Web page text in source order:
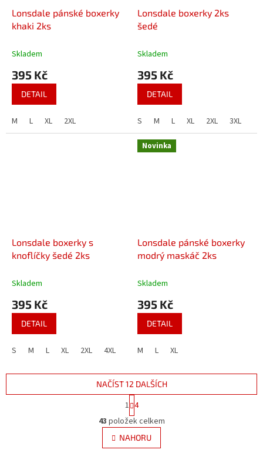
Lonsdale pánské boxerky
khaki 2ks
Skladem
395 Kč
DETAIL
M L XL 2XL
Lonsdale boxerky 2ks
šedé
Skladem
395 Kč
DETAIL
S M L XL 2XL 3XL
Lonsdale boxerky s
knoflíčky šedé 2ks
Skladem
395 Kč
DETAIL
S M L XL 2XL 4XL
Novinka
Lonsdale pánské boxerky
modrý maskáč 2ks
Skladem
395 Kč
DETAIL
M L XL
O
v
l
á
NAČÍST 12 DALŠÍCH
t
r
á
n
k
1 4
43 položek celkem
NAHORU